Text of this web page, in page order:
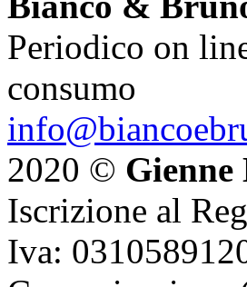
Periodico on
consumo
2020 ©
Iscrizione al
Iva: